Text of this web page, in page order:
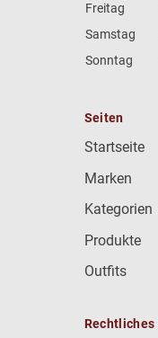
Freitag
Samstag
Sonntag
Seiten
Startseite
Marken
Kategorien
Produkte
Outfits
Rechtliches